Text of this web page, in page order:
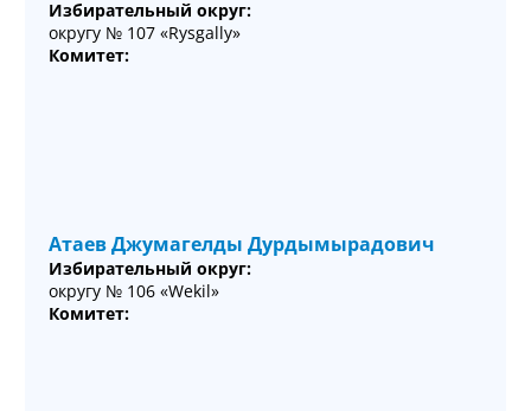
Избирательный округ:
округу № 107 «Rysgally»
Комитет:
Атаев Джумагелды Дурдымырадович
Избирательный округ:
округу № 106 «Wekil»
Комитет: